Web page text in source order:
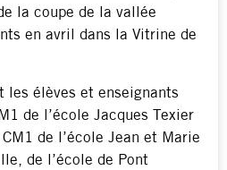
la coupe de la vallée
en avril dans la Vitrine de
les élèves et enseignants
de l’école Jacques Texier
de l’école Jean et Marie
de l’école de Pont